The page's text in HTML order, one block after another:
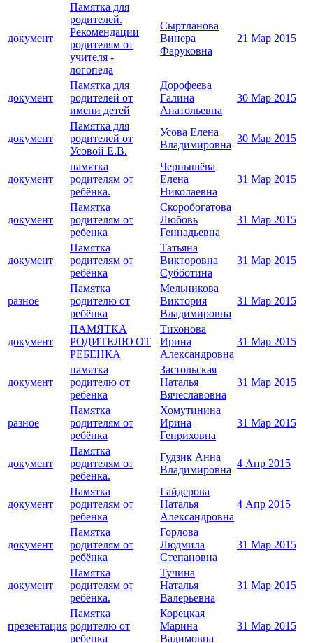
документ
Памятка для
родителей.
Рекомендации
родителям от
учителя -
логопеда
Сыртланова
Винера
Фаруковна
21 Мар 2015
документ
Памятка для
родителей от
имени детей
Дорофеева
Галина
Анатольевна
30 Мар 2015
документ
Памятка для
родителей от
Усовой Е.В.
Усова Елена
Владимировна
30 Мар 2015
документ
памятка
родителям от
ребёнка.
Чернышёва
Елена
Николаевна
31 Мар 2015
документ
Памятка
родителям от
ребенка
Скоробогатова
Любовь
Геннадьевна
31 Мар 2015
документ
Памятка
родителям от
ребёнка
Татьяна
Викторовна
Субботина
31 Мар 2015
разное
Памятка
родителю от
ребёнка
Мельникова
Виктория
Владимировна
31 Мар 2015
документ
ПАМЯТКА
РОДИТЕЛЮ ОТ
РЕБЕНКА
Тихонова
Ирина
Александровна
31 Мар 2015
документ
памятка
родителю от
ребенка
Застольская
Наталья
Вячеславовна
31 Мар 2015
разное
Памятка
родителям от
ребёнка
Хомутинина
Ирина
Генриховна
31 Мар 2015
документ
Памятка
родителям от
ребенка.
Гудзик Анна
Владимировна
4 Апр 2015
документ
Памятка
родителям от
ребенка
Гайдерова
Наталья
Александровна
4 Апр 2015
документ
Памятка
родителям от
ребёнка
Горлова
Людмила
Степановна
31 Мар 2015
документ
Памятка
родителям от
ребёнка.
Тучина
Наталья
Валерьевна
31 Мар 2015
презентация
Памятка
родителю от
ребенка
Корецкая
Марина
Вадимовна
31 Мар 2015